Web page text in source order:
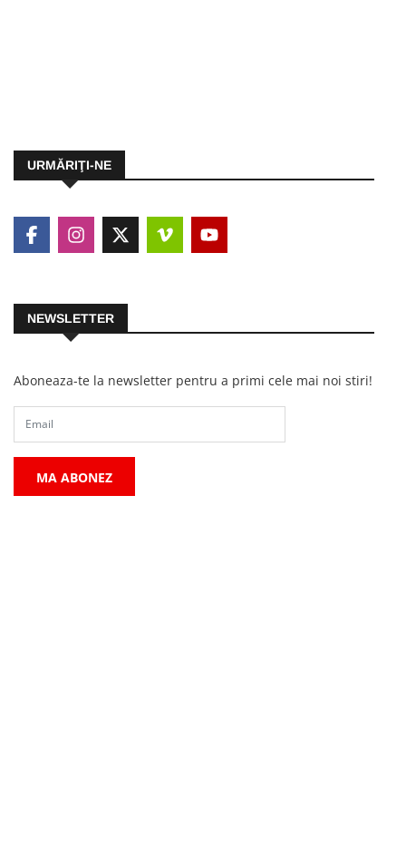
URMĂRIŢI-NE
NEWSLETTER
Aboneaza-te la newsletter pentru a primi cele mai noi stiri!
MA ABONEZ